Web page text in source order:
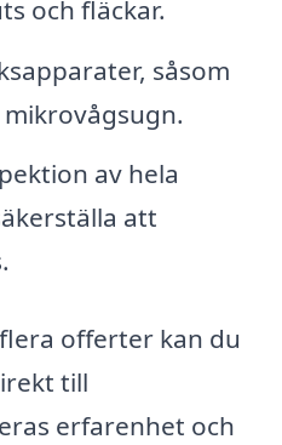
och fläckar.
såsom
av hela
att
offerter kan du
till
erfarenhet och